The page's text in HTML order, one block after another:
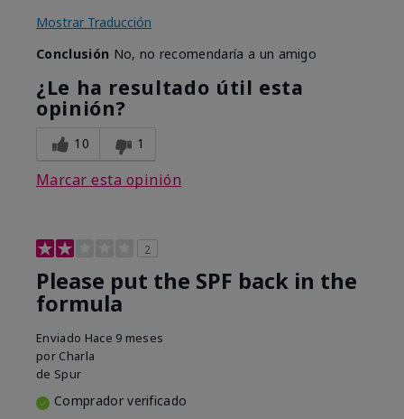
Mostrar Traducción
Conclusión No, no recomendaría a un amigo
¿Le ha resultado útil esta
opinión?
10 1
Marcar esta opinión
2
Please put the SPF back in the
formula
Enviado Hace 9 meses
por Charla
de Spur
Comprador verificado